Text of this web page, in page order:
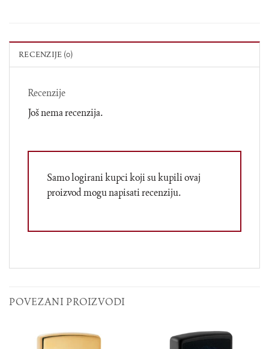
RECENZIJE (0)
Recenzije
Još nema recenzija.
Samo logirani kupci koji su kupili ovaj
proizvod mogu napisati recenziju.
POVEZANI PROIZVODI